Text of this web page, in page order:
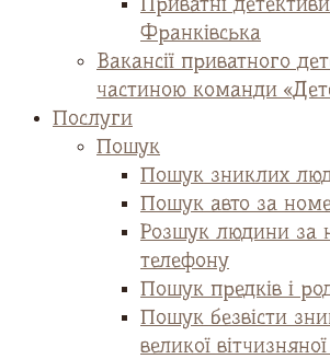
Франківська
Вакансії приватного
частиною команди
Послуги
Пошук
Пошук зниклих
Пошук авто за
Розшук людини за
телефону
Пошук предків і
Пошук безвісти
великої